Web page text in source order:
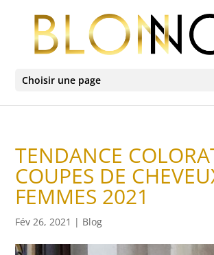
Choisir une page
TENDANCE
COUPES DE
FEMMES 2021
Fév 26, 2021 | Blog